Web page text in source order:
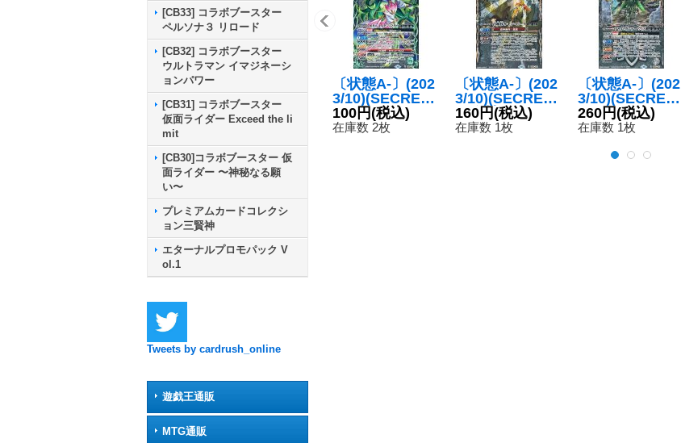
[CB33] コラボブースター
ペルソナ３ リロード
[CB32] コラボブースター
ウルトラマン イマジネーシ
ョンパワー
[CB31] コラボブースター
仮面ライダー Exceed the li
mit
[CB30]コラボブースター 仮
面ライダー 〜神秘なる願
い〜
プレミアムカードコレクシ
ョン三賢神
エターナルプロモパック V
ol.1
Tweets by cardrush_online
遊戯王通販
MTG通販
〔状態A-〕(202
3/10)(SECRET)
ボタニメイデン
フラウ【M-SE
100円(税込)
在庫数 2枚
〔状態A-〕(202
3/10)(SECRET)
召喚杖サモン・
ピーク【X-SE
160円(税込)
在庫数 1枚
〔状態A-〕(202
3/10)(SECRET)
アサルトガンナ
ーウィズ【R-S
2}《白》
260円(税込)
在庫数 1枚